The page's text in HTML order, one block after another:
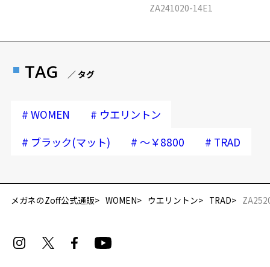
再入荷お知らせメールのお申し込み
ZA241020-14E1
TAG ／ タグ
# WOMEN # ウエリントン
# ブラック(マット) # ～￥8800 # TRAD
メガネのZoff公式通販 WOMEN ウエリントン TRAD